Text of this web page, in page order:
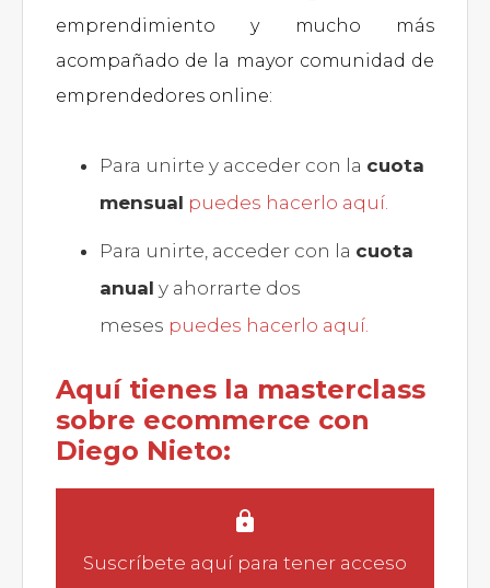
emprendimiento y mucho más
acompañado de la mayor comunidad de
emprendedores online:
Para unirte y acceder con la cuota
mensual puedes hacerlo aquí.
Para unirte, acceder con la cuota
anual y ahorrarte dos
meses puedes hacerlo aquí.
Aquí tienes la masterclass
sobre ecommerce con
Diego Nieto:
Suscríbete aquí para tener acceso